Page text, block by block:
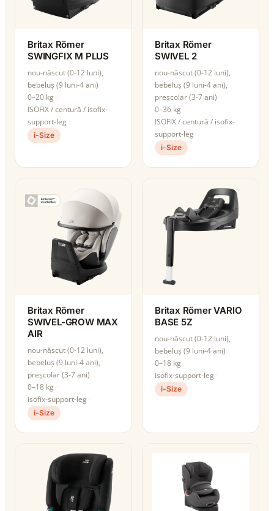
Britax Römer
SWINGFIX M PLUS
nou-născut (0-12 luni),
bebeluș (9 luni-4 ani)
0–20 kg
ISOFIX / centură / isofix-
support-leg
i-Size
Britax Römer
SWIVEL 2
nou-născut (0-12 luni),
bebeluș (9 luni-4 ani),
preșcolar (3-7 ani)
0–36 kg
ISOFIX / centură / isofix-
support-leg
i-Size
Britax Römer
SWIVEL-GROW MAX
AIR
nou-născut (0-12 luni),
bebeluș (9 luni-4 ani),
preșcolar (3-7 ani)
0–18 kg
isofix-support-leg
i-Size
Britax Römer VARIO
BASE 5Z
nou-născut (0-12 luni),
bebeluș (9 luni-4 ani)
0–18 kg
isofix-support-leg
i-Size